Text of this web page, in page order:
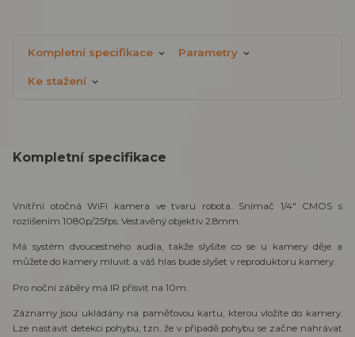
Kompletní specifikace Parametry
Ke stažení
Kompletní specifikace
Vnitřní otočná WiFi kamera ve tvaru robota. Snímač 1/4" CMOS s
rozlišením 1080p/25fps. Vestavěný objektiv 2.8mm.
Má systém dvoucestného audia, takže slyšíte co se u kamery děje a
můžete do kamery mluvit a váš hlas bude slyšet v reproduktoru kamery.
Pro noční záběry má IR přísvit na 10m.
Záznamy jsou ukládány na paměťovou kartu, kterou vložíte do kamery.
Lze nastavit detekci pohybu, tzn. že v případě pohybu se začne nahrávat